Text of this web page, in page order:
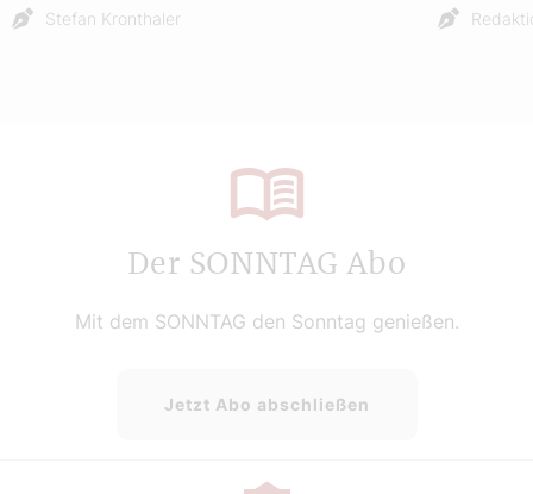
Stefan Kronthaler
Der SONNTAG Abo
Mit dem SONNTAG den Sonntag genießen.
Jetzt Abo abschließen